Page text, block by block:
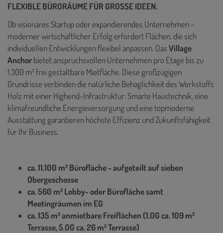
FLEXIBLE BÜRORÄUME FÜR GROSSE IDEEN.
Ob visionäres Startup oder expandierendes Unternehmen –
moderner wirtschaftlicher Erfolg erfordert Flächen, die sich
individuellen Entwicklungen flexibel anpassen. DasVillage
Anchorbietet anspruchsvollen Unternehmen pro Etage bis zu
1.300 m² frei gestaltbare Mietfläche. Diese großzügigen
Grundrisse verbinden die natürliche Behaglichkeit des Werkstoffs
Holz mit einer Highend-Infrastruktur: Smarte Haustechnik, eine
klimafreundliche Energieversorgung und eine topmoderne
Ausstattung garantieren höchste Effizienz und Zukunftsfähigkeit
für Ihr Business.
ca. 11.100 m² Bürofläche - aufgeteilt auf sieben
Obergeschosse
ca. 560 m² Lobby- oder Bürofläche samt
Meetingräumen im EG
ca. 135 m² anmietbare Freiflächen (1.OG ca. 109 m²
Terrasse, 5.OG ca. 26 m² Terrasse)